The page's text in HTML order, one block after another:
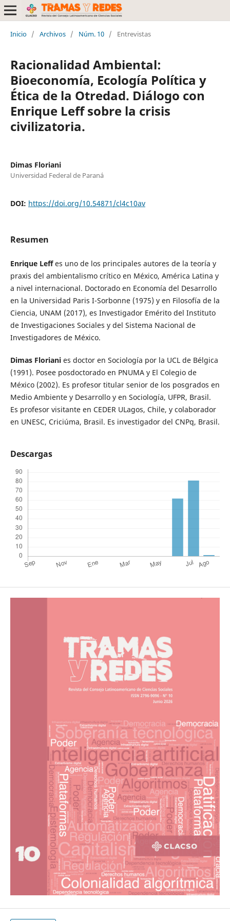
Inicio / Archivos / Núm. 10 / Entrevistas
Racionalidad Ambiental:
Bioeconomía, Ecología Política y
Ética de la Otredad. Diálogo con
Enrique Leff sobre la crisis
civilizatoria.
Dimas Floriani
Universidad Federal de Paraná
DOI: https://doi.org/10.54871/cl4c10av
Resumen
Enrique Leffes uno de los principales autores de la teoría y
praxis del ambientalismo crítico en México, América Latina y
a nivel internacional. Doctorado en Economía del Desarrollo
en la Universidad Paris I-Sorbonne (1975) y en Filosofía de la
Ciencia, UNAM (2017), es Investigador Emérito del Instituto
de Investigaciones Sociales y del Sistema Nacional de
Investigadores de México.
Dimas Florianies doctor en Sociología por la UCL de Bélgica
(1991). Posee posdoctorado en PNUMA y El Colegio de
México (2002). Es profesor titular senior de los posgrados en
Medio Ambiente y Desarrollo y en Sociología, UFPR, Brasil.
Es profesor visitante en CEDER ULagos, Chile, y colaborador
en UNESC, Criciúma, Brasil. Es investigador del CNPq, Brasil.
Descargas